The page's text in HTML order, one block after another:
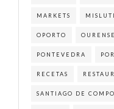
MARKETS
OPORTO OURENSE
PONTEVEDRA
RECETAS
SANTIAGO DE